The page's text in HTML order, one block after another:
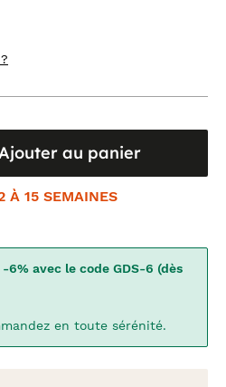
au panier
À 15 SEMAINES
-6% avec le code GDS-6 (dès
en toute sérénité.